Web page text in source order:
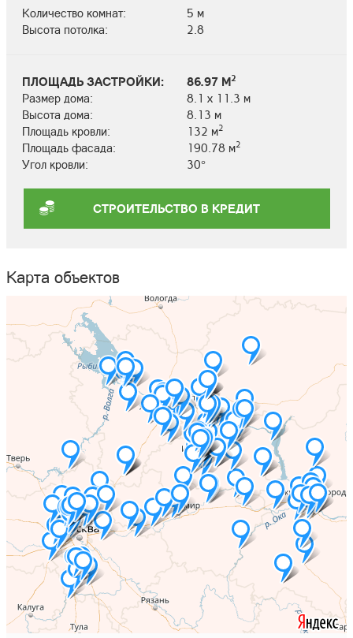
Количество комнат:
5 м
Высота потолка:
2.8
ПЛОЩАДЬ ЗАСТРОЙКИ: 86.97 М2
Размер дома:
8.1 х 11.3 м
Высота дома:
8.13 м
Площадь кровли:
132 м2
Площадь фасада: 190.78 м2
Угол кровли: 30°
СТРОИТЕЛЬСТВО В КРЕДИТ
Карта объектов